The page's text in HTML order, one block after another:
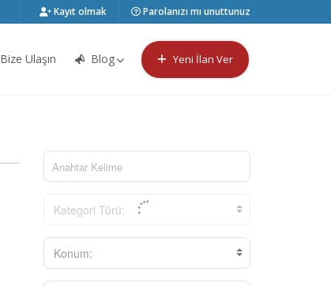
Kayıt olmak Parolanızı mı unuttunuz
Bize Ulaşın Blog Yeni İlan Ver
Kategori Türü:
Konum: